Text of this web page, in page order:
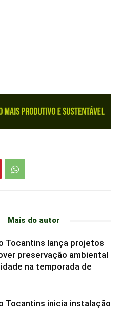
Mais do autor
Tocantins lança projetos
preservação ambiental
na temporada de
Tocantins inicia instalação